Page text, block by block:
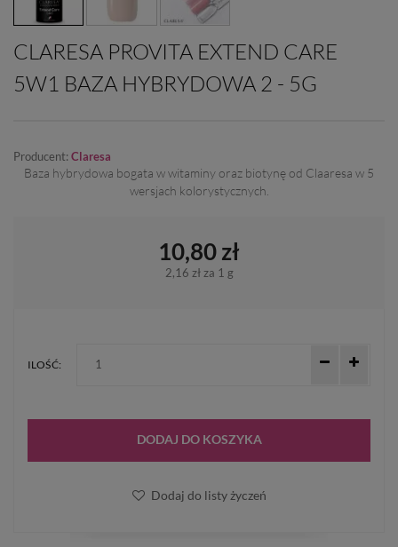
CLARESA PROVITA EXTEND CARE
5W1 BAZA HYBRYDOWA 2 - 5G
Producent: Claresa
Baza hybrydowa bogata w witaminy oraz biotynę od Claaresa w 5
wersjach kolorystycznych.
10,80 zł
2,16 złza 1 g
ILOŚĆ:
DODAJ DO KOSZYKA
Dodaj do listy życzeń